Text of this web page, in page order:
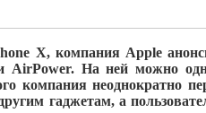
X, компания Apple
AirPower. На ней можно
компания неоднократно
гаджетам, а